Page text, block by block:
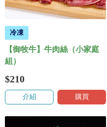
冷凍
【御牧牛】牛肉絲（小家庭
組）
$210
介紹 購買